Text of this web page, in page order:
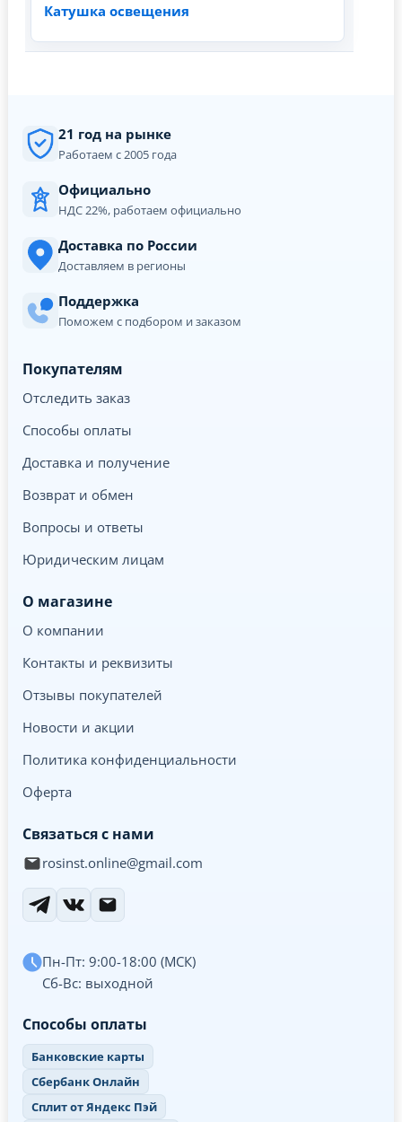
Катушка освещения
21 год на рынке
Работаем с 2005 года
Официально
НДС 22%, работаем официально
Доставка по России
Доставляем в регионы
Поддержка
Поможем с подбором и заказом
Покупателям
Отследить заказ
Способы оплаты
Доставка и получение
Возврат и обмен
Вопросы и ответы
Юридическим лицам
О магазине
О компании
Контакты и реквизиты
Отзывы покупателей
Новости и акции
Политика конфиденциальности
Оферта
Связаться с нами
rosinst.online@gmail.com
Пн-Пт: 9:00-18:00 (МСК)
Сб-Вс: выходной
Способы оплаты
Банковские карты
Сбербанк Онлайн
Сплит от Яндекс Пэй